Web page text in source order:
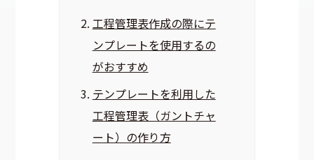
工程管理表作成の際にテ
ンプレートを使用するの
がおすすめ
テンプレートを利用した
工程管理表（ガントチャ
ート）の作り方